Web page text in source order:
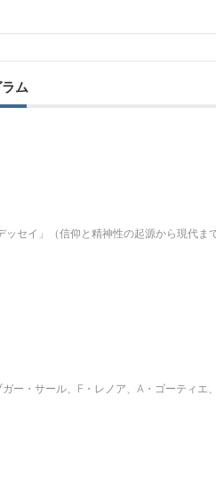
ム
セイ」（信仰と精神性の起源から現代ま
ー・サール、F・レノア、A・ゴーティエ